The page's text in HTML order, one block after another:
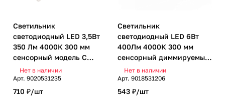
Светильник
светодиодный LED 3,5Вт
350 Лм 4000К 300 мм
сенсорный модель C
Gauss
Нет в наличии
Арт. 9020531235
710 ₽/шт
Светильник
светодиодный LED 6Вт
400Лм 4000К 300 мм
сенсорный диммируемый
модель A Gauss
Нет в наличии
Арт. 9018531206
543 ₽/шт